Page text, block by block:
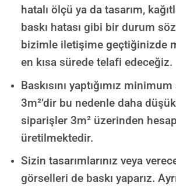
hatalı ölçü ya da tasarım,
baskı hatası gibi bir durum
bizimle iletişime geçtiğinizde
en kısa sürede telafi edeceğiz.
Baskısını yaptığımız
3m²’dir bu nedenle daha
siparişler 3m² üzerinden
üretilmektedir.
Sizin tasarımlarınız veya
görselleri de baskı yaparız.